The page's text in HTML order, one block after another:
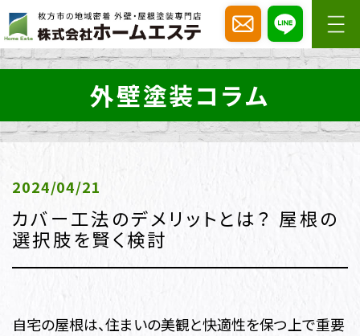
外壁塗装コラム
2024/04/21
カバー工法のデメリットとは？ 屋根の
選択肢を賢く検討
自宅の屋根は、住まいの美観と快適性を保つ上で重要